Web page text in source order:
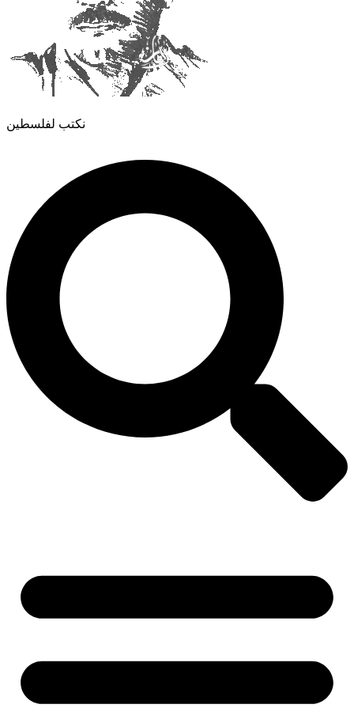
نكتب لفلسطين